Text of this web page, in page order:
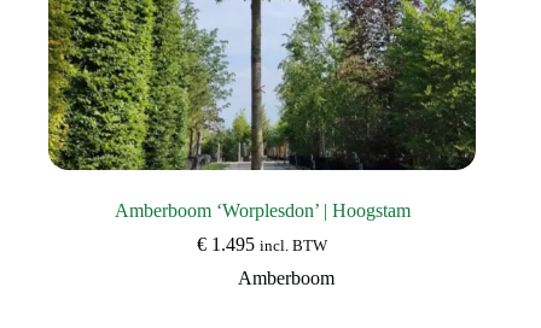
Amberboom ‘Worplesdon’ | Hoogstam
€ 1.495 incl. BTW
Amberboom